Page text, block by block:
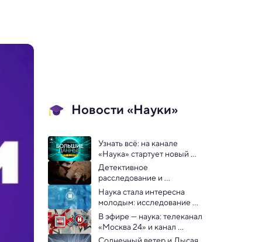
Новости «Науки»
Узнать всё: на канале
«Наука» стартует новый
проект «Большие данные»
Детективное
расследование и
дешифровка дневников:
удалось заново собрать
библиотеку Дарвина
Наука стала интересна
молодым: исследование
канала «Наука»
В эфире — наука: телеканал
«Москва 24» и канал
«Наука» представляют